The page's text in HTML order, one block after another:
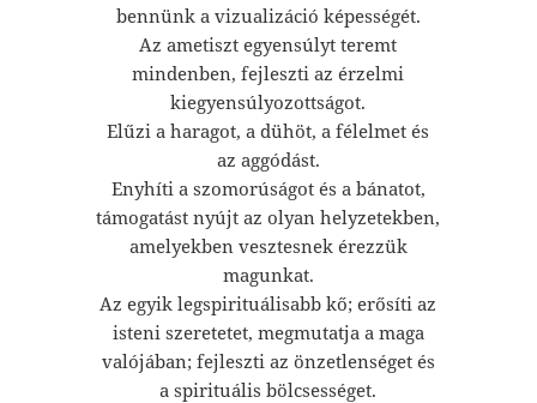
bennünk a vizualizáció képességét.
Az ametiszt egyensúlyt teremt
mindenben, fejleszti az érzelmi
kiegyensúlyozottságot.
Elűzi a haragot, a dühöt, a félelmet és
az aggódást.
Enyhíti a szomorúságot és a bánatot,
támogatást nyújt az olyan helyzetekben,
amelyekben vesztesnek érezzük
magunkat.
Az egyik legspirituálisabb kő; erősíti az
isteni szeretetet, megmutatja a maga
valójában; fejleszti az önzetlenséget és
a spirituális bölcsességet.